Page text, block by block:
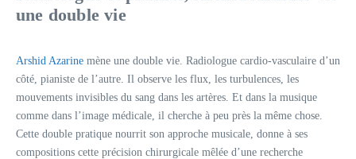
une double vie
Arshid Azarine mène une double vie. Radiologue cardio-vasculaire d’un
côté, pianiste de l’autre. Il observe les flux, les turbulences, les
mouvements invisibles du sang dans les artères. Et dans la musique
comme dans l’image médicale, il cherche à peu près la même chose.
Cette double pratique nourrit son approche musicale, donne à ses
compositions cette précision chirurgicale mêlée d’une recherche